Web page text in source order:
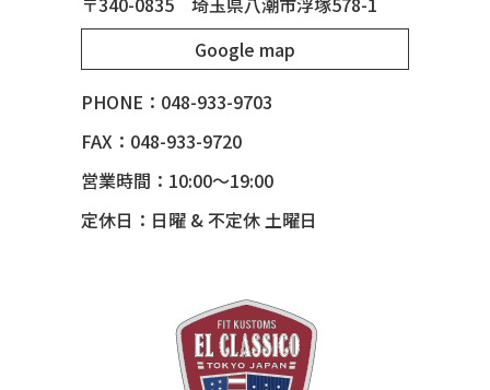
51 MERCURY *ART MORRISON
53 CHEVY BEL-AIR
55 BUICK ROADMASTER
55 CHEVY HANDYMAN WAGON
56 BUICK SPECIAL * 565 *
Google map
PHONE：048-933-9703
FAX：048-933-9720
営業時間：10:00～19:00
定休日：日曜 & 不定休 土曜日